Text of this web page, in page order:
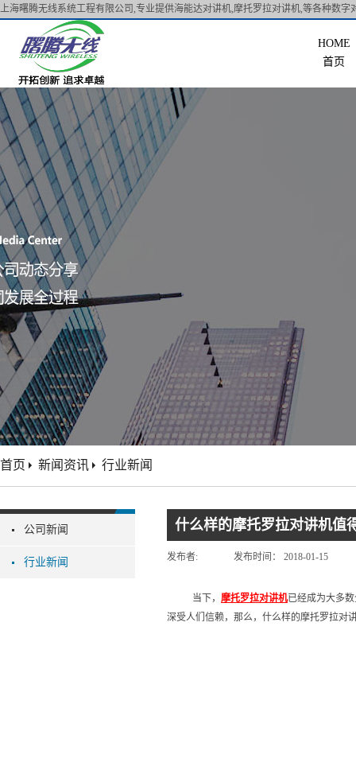
上海曙腾无线系统工程有限公司,专业提供海能达对讲机,摩托罗拉对讲机,等各种数字
首页
公司新闻
行业新闻
首页 新闻资讯 行业新闻
什么样的摩托罗拉对讲机值
发布者: 发布时间： 2018-01-15
当下， 摩托罗拉对讲机已经成为大多
深受人们信赖，那么，什么样的摩托罗拉对